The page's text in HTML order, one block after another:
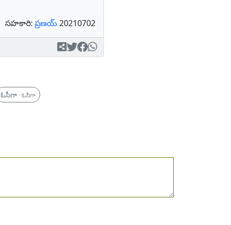
సహకారి: ప్రణయ్ 20210702
ఓసీగా · ఓసీగా